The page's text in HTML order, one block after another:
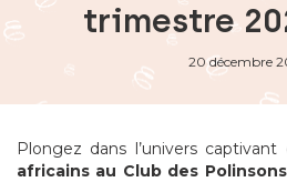
trimestre
20 décembre
Plongez dans l’univers captivant
africains au Club des Polinsons